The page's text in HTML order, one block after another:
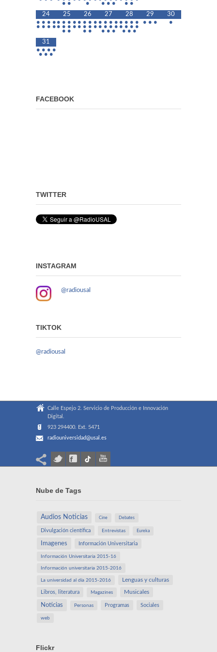
• • • • • • • •
24
• • • •
• • • •
25
• • • •
• • • •
• •
26
• • • •
• • • •
• •
27
• • • •
• • • •
• • •
28
• • • •
• • • •
• • •
29
• • •
30
•
31
• • • •
• • •
FACEBOOK
TWITTER
INSTAGRAM
@radiousal
TIKTOK
@radiousal
Calle Espejo 2. Servicio de Producción e Innovación
Digital.
923 294400. Ext. 5471
radiouniversidad@usal.es
Nube de Tags
Audios Noticias Cine Debates
Divulgación científica Entrevistas Eureka
Imagenes Información Universitaria
Información Universitaria 2015-16
Información universitaria 2015-2016
La universidad al día 2015-2016 Lenguas y culturas
Libros, literatura Magazines Musicales
Noticias Personas Programas Sociales
web
Flickr